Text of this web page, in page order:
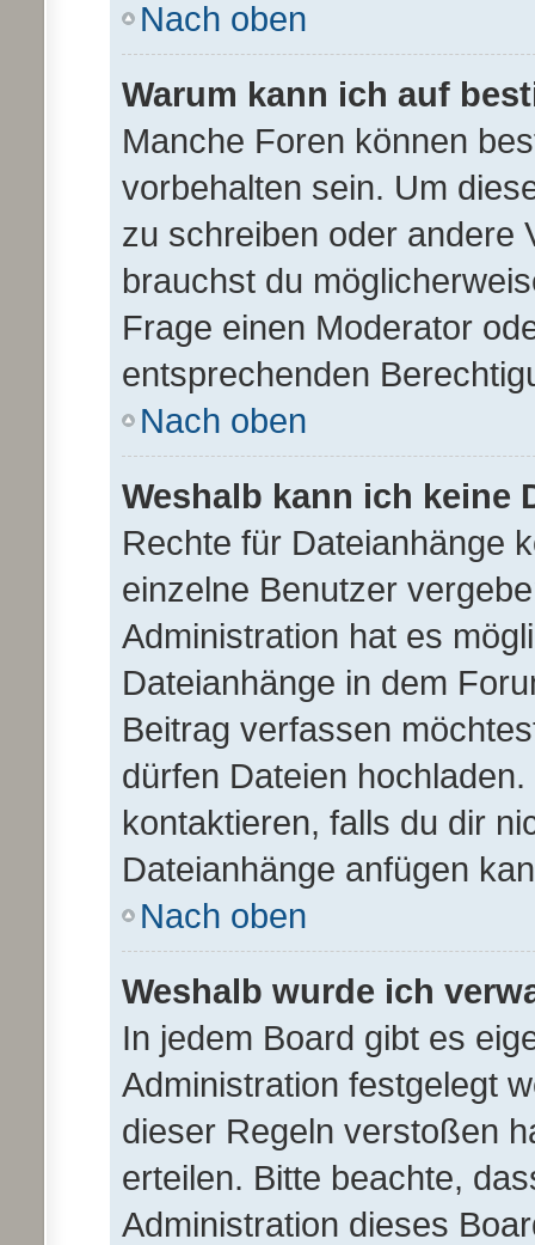
Nach oben
Warum kann ich auf
Manche Foren können
vorbehalten sein. Um
zu schreiben oder andere
brauchst du
Frage einen Moderator
entsprechenden
Nach oben
Weshalb kann ich keine
Rechte für Dateianhänge
einzelne Benutzer
Administration hat es
Dateianhänge in dem
Beitrag verfassen
dürfen Dateien
kontaktieren, falls du dir
Dateianhänge anfügen
Nach oben
Weshalb wurde ich
In jedem Board gibt es
Administration festgelegt
dieser Regeln verstoßen
erteilen. Bitte beachte,
Administration dieses